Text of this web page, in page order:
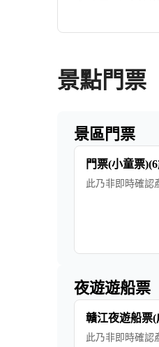
景點門票
景區門票
門票(小童票
此乃非即時確認
夜遊遊船票
贛江夜遊船票(
此乃非即時確認